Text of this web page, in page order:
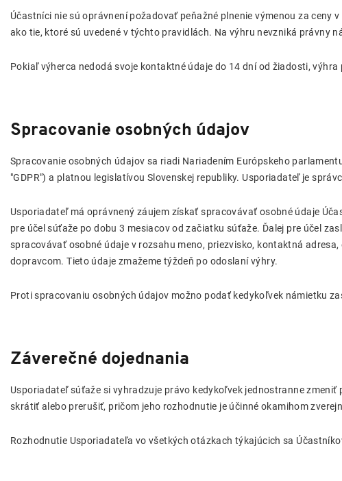
Účastníci nie sú oprávnení požadovať peňažné plnenie výmenou za ceny
ako tie, ktoré sú uvedené v týchto pravidlách. Na výhru nevzniká právny
Pokiaľ výherca nedodá svoje kontaktné údaje do 14 dní od žiadosti,
Spracovanie osobných údajov
Spracovanie osobných údajov sa riadi Nariadením Európskeho
"GDPR") a platnou legislatívou Slovenskej republiky. Usporiadateľ je
Usporiadateľ má oprávnený záujem získať spracovávať osobné údaje
pre účel súťaže po dobu 3 mesiacov od začiatku súťaže. Ďalej pre účel
spracovávať osobné údaje v rozsahu meno, priezvisko, kontaktná
dopravcom. Tieto údaje zmažeme týždeň po odoslaní výhry.
Proti spracovaniu osobných údajov možno podať kedykoľvek námietku
Záverečné dojednania
Usporiadateľ súťaže si vyhradzuje právo kedykoľvek jednostranne
skrátiť alebo prerušiť, pričom jeho rozhodnutie je účinné okamihom
Rozhodnutie Usporiadateľa vo všetkých otázkach týkajúcich sa